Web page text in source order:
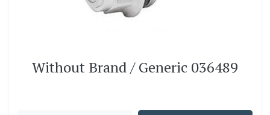
Without Brand / Generic 036489